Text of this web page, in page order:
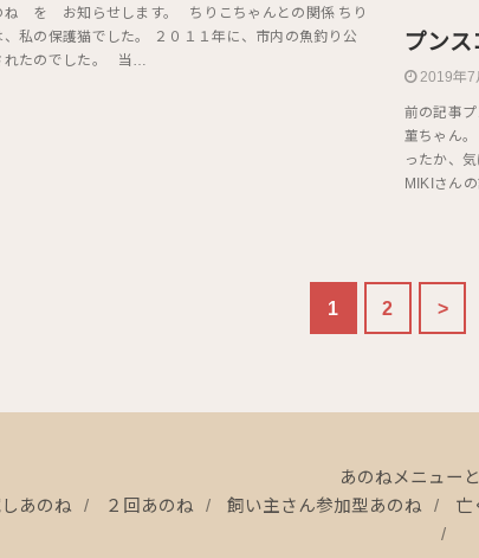
を お知らせします。 ちりこちゃんとの関係 ちり
、私の保護猫でした。 ２０１１年に、市内の魚釣り公
れたのでした。 当…
プンス
2019年7
前の記事
菫ちゃん
ったか、
MIKIさん
1 2 >
あのねメニュー
あのね
２回あのね 飼い主さん参加型あのね 亡